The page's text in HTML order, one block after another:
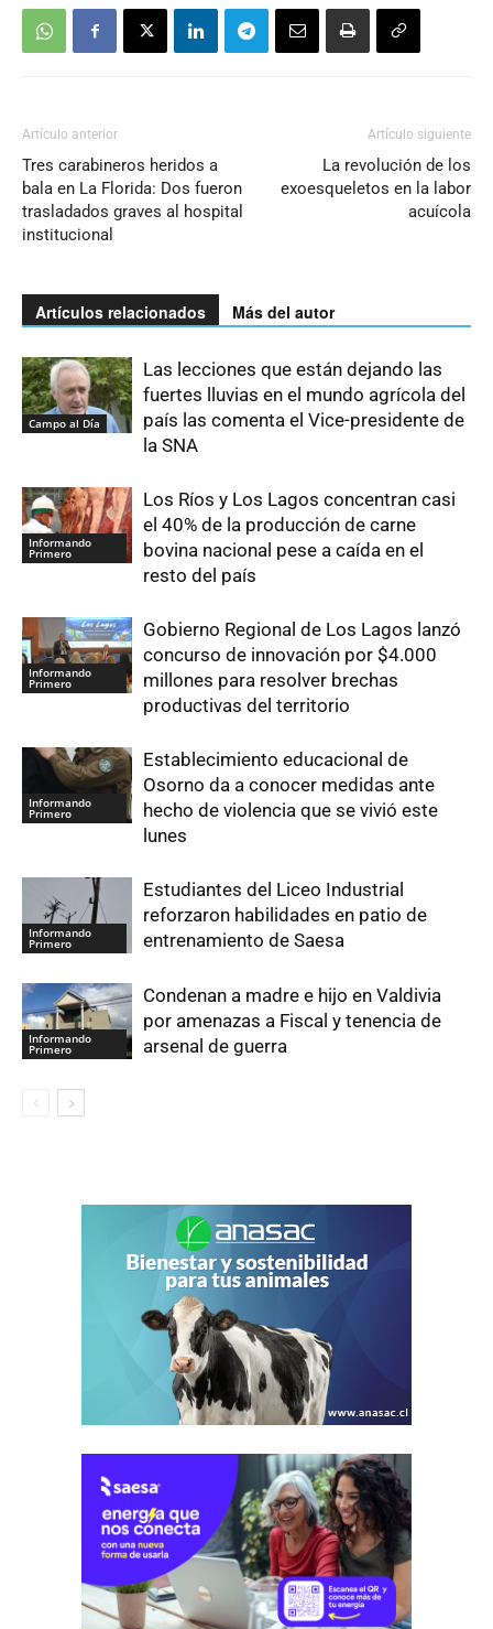
Artículo anterior
Tres carabineros heridos a
bala en La Florida: Dos fueron
trasladados graves al hospital
institucional
Artículo siguiente
La revolución de los
exoesqueletos en la labor
acuícola
Artículos relacionados Más del autor
Campo al Día
Las lecciones que están dejando las
fuertes lluvias en el mundo agrícola del
país las comenta el Vice-presidente de
la SNA
Informando
Primero
Los Ríos y Los Lagos concentran casi
el 40% de la producción de carne
bovina nacional pese a caída en el
resto del país
Informando
Primero
Gobierno Regional de Los Lagos lanzó
concurso de innovación por $4.000
millones para resolver brechas
productivas del territorio
Informando
Primero
Establecimiento educacional de
Osorno da a conocer medidas ante
hecho de violencia que se vivió este
lunes
Informando
Primero
Estudiantes del Liceo Industrial
reforzaron habilidades en patio de
entrenamiento de Saesa
Informando
Primero
Condenan a madre e hijo en Valdivia
por amenazas a Fiscal y tenencia de
arsenal de guerra